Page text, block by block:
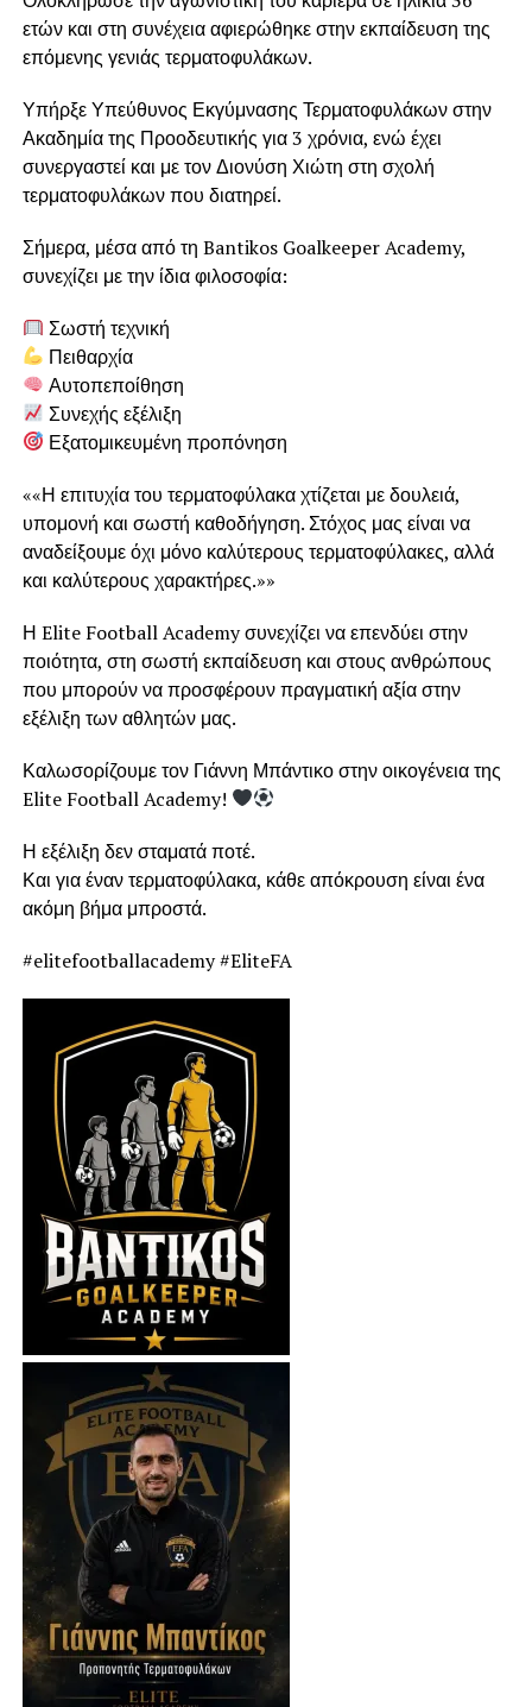
ετών και στη συνέχεια αφιερώθηκε στην εκπαίδευση της
επόμενης γενιάς τερματοφυλάκων.
Υπήρξε Υπεύθυνος Εκγύμνασης Τερματοφυλάκων στην
Ακαδημία της Προοδευτικής για 3 χρόνια, ενώ έχει
συνεργαστεί και με τον Διονύση Χιώτη στη σχολή
τερματοφυλάκων που διατηρεί.
Σήμερα, μέσα από τη Bantikos Goalkeeper Academy,
συνεχίζει με την ίδια φιλοσοφία:
Σωστή τεχνική
Πειθαρχία
Αυτοπεποίθηση
Συνεχής εξέλιξη
Εξατομικευμένη προπόνηση
««Η επιτυχία του τερματοφύλακα χτίζεται με δουλειά,
υπομονή και σωστή καθοδήγηση. Στόχος μας είναι να
αναδείξουμε όχι μόνο καλύτερους τερματοφύλακες, αλλά
και καλύτερους χαρακτήρες.»»
Η Elite Football Academy συνεχίζει να επενδύει στην
ποιότητα, στη σωστή εκπαίδευση και στους ανθρώπους
που μπορούν να προσφέρουν πραγματική αξία στην
εξέλιξη των αθλητών μας.
Καλωσορίζουμε τον Γιάννη Μπάντικο στην οικογένεια της
Elite Football Academy!
Η εξέλιξη δεν σταματά ποτέ.
Και για έναν τερματοφύλακα, κάθε απόκρουση είναι ένα
ακόμη βήμα μπροστά.
#elitefootballacademy #EliteFA